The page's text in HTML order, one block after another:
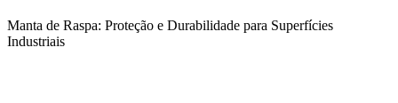
Manta de Raspa: Proteção e Durabilidade para Superfícies
Industriais